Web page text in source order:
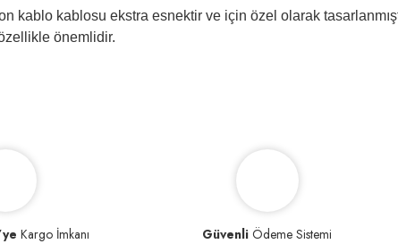
kablo kablosu ekstra esnektir ve için özel olarak
önemlidir.
Kargo İmkanı Güvenli Ödeme Sistemi